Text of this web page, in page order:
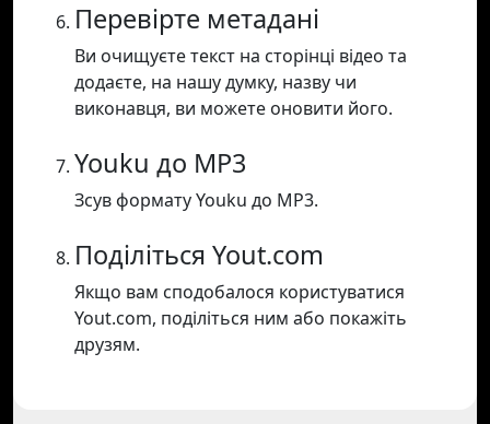
Перевірте метадані
Ви очищуєте текст на сторінці відео та
додаєте, на нашу думку, назву чи
виконавця, ви можете оновити його.
Youku до MP3
Зсув формату Youku до MP3.
Поділіться Yout.com
Якщо вам сподобалося користуватися
Yout.com, поділіться ним або покажіть
друзям.